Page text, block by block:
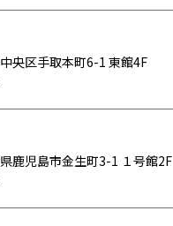
央区手取本町6-1 東館4F
鹿児島市金生町3-1 １号館2F